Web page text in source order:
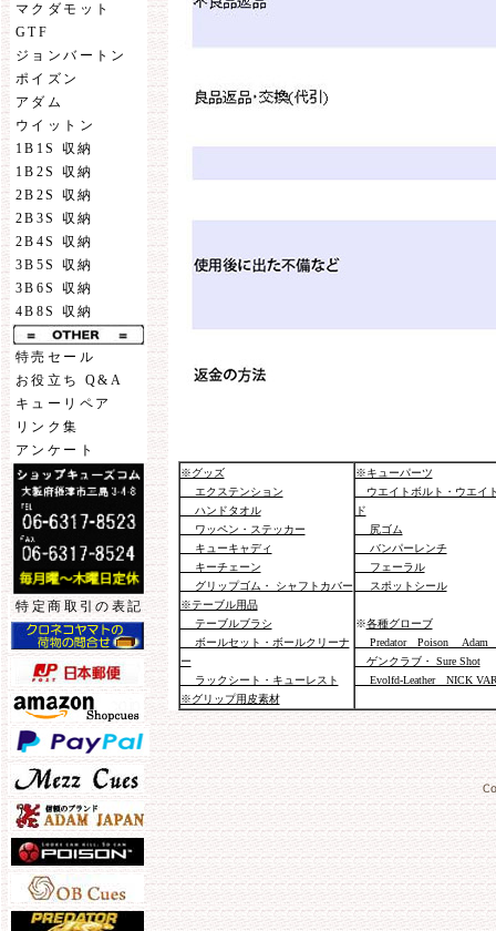
マクダモット
GTF
ジョンバートン
ポイズン
アダム
ウイットン
1B1S 収納
1B2S 収納
2B2S 収納
2B3S 収納
2B4S 収納
3B5S 収納
3B6S 収納
4B8S 収納
特売セール
お役立ち Q&A
キューリペア
リンク集
アンケート
特定商取引の表記
※グッズ
エクステンション
ハンドタオル
ワッペン・ステッカー
キューキャディ
キーチェーン
グリップゴム・ シャフトカバー
※テーブル用品
テーブルブラシ
ボールセット・ボールクリーナ
ー
ラックシート・キューレスト
※グリップ用皮素材
※キューパーツ
ウエイトボルト・ウエイ
ド
尻ゴム
バンパーレンチ
フェーラル
スポットシール
※各種グローブ
Predator Poison
ゲンクラブ・ Sure Shot
Evolfd-Leather NICK